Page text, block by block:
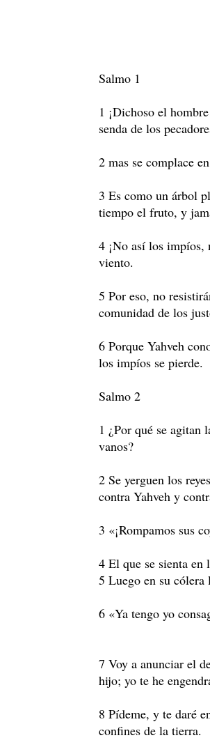
Salmo 1
1 ¡Dichoso el
senda de los
2 mas se complace
3 Es como un árbol
tiempo el fruto, y
4 ¡No así los impíos,
viento.
5 Por eso, no
comunidad de los
6 Porque Yahveh
los impíos se pierde.
Salmo 2
1 ¿Por qué se agitan
vanos?
2 Se yerguen los
contra Yahveh y
3 «¡Rompamos sus
4 El que se sienta en
5 Luego en su cólera
6 «Ya tengo yo
7 Voy a anunciar el
hijo; yo te he
8 Pídeme, y te daré
confines de la tierra.